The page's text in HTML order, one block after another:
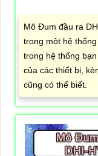
Mô Đum đầu ra
trong một hệ
trong hệ thống
của các thiết bị,
cũng có thể biết.